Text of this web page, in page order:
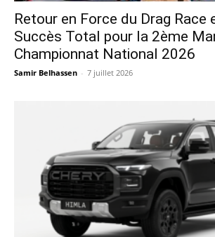
Retour en Force du Drag Race
Succès Total pour la 2ème
Championnat National 2026
Samir Belhassen - 7 juillet 2026